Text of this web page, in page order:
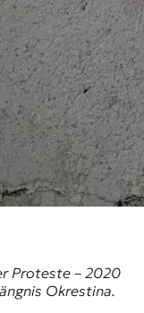
Proteste – 2020
Okrestina.